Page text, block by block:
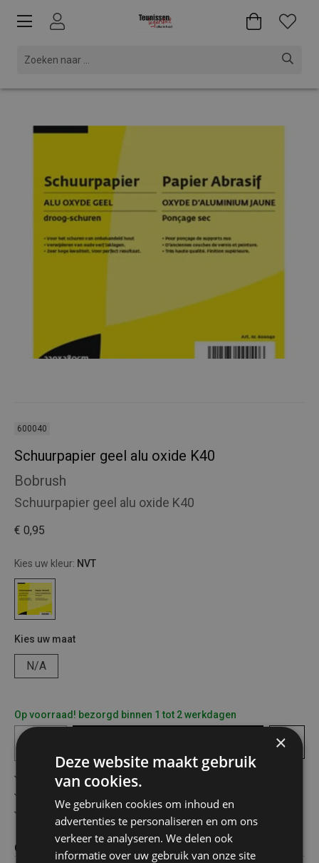
600040
Schuurpapier geel alu oxide K40
Bobrush
Schuurpapier geel alu oxide K40
€ 0,95
Kies uw kleur: NVT
Kies uw maat
N/A
Op voorraad! bezorgd binnen 1 tot 2 werkdagen
Gratis verzending in België vanaf €75
Advies op maat
Omschrijving
×
Deze website maakt gebruik
van cookies.
We gebruiken cookies om inhoud en
advertenties te personaliseren en om ons
verkeer te analyseren. We delen ook
informatie over uw gebruik van onze site